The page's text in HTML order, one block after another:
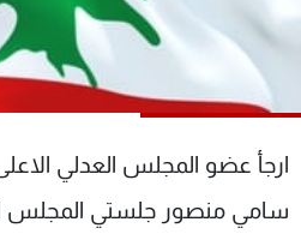
ارجأ عضو المجلس العدلي
سامي منصور جلستي المجلس
البرامج
جدول البرامج
شاهد البرامج
الترددات